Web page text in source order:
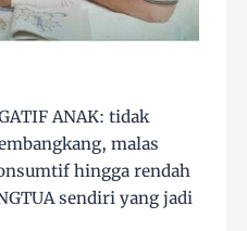
ANAK: tidak
malas
hingga rendah
sendiri yang jadi